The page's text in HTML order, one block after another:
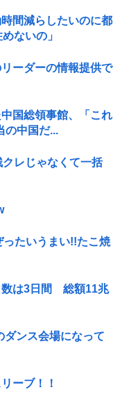
間減らしたいのに都
ないの」
ーダーの情報提供で
国総領事館、「これ
の中国だ...
レじゃなくて一括
ったいうまい!!たこ焼
数は3日間 総額11兆
ダンス会場になって
ーブ！！